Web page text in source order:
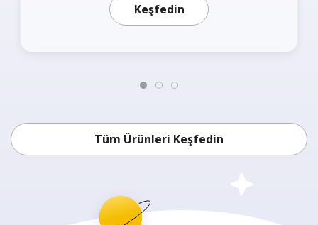
KeşfedinDaha fazlasını öğrenin
Tüm Ürünleri Keşfedin